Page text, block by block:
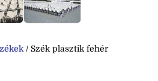
/ Szék plasztik fehér